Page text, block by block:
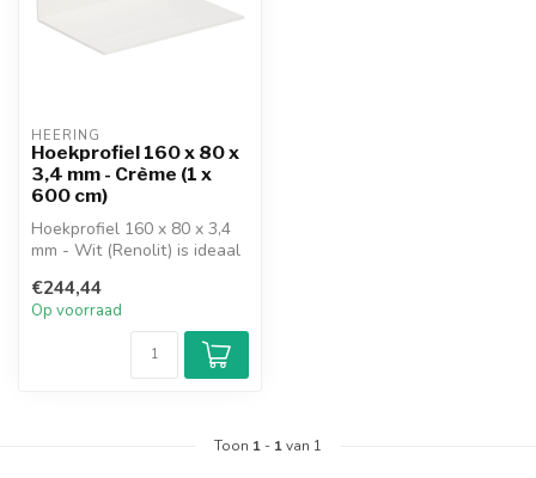
HEERING
Hoekprofiel 160 x 80 x
3,4 mm - Crème (1 x
600 cm)
Hoekprofiel 160 x 80 x 3,4
mm - Wit (Renolit) is ideaal
€244,44
Op voorraad
Toon 1 - 1van 1